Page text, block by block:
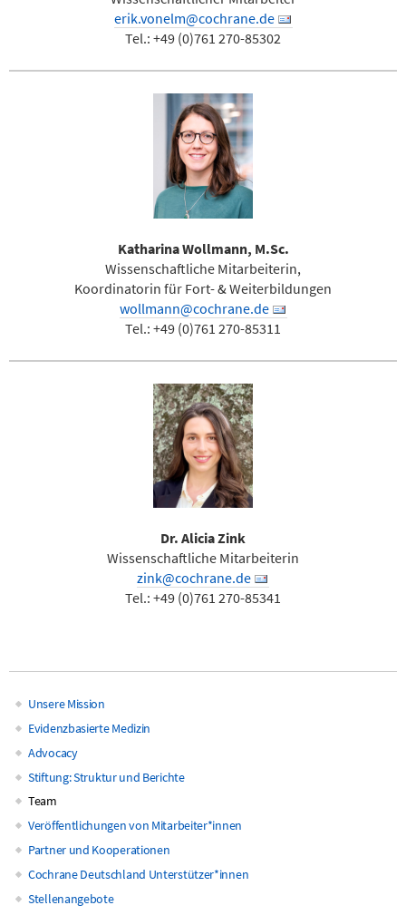
erik.vonelm@cochrane.de
Tel.: +49 (0)761 270-85302
Katharina Wollmann, M.Sc.
Wissenschaftliche Mitarbeiterin,
Koordinatorin für Fort- & Weiterbildungen
wollmann@cochrane.de
Tel.: +49 (0)761 270-85311
Dr. Alicia Zink
Wissenschaftliche Mitarbeiterin
zink@cochrane.de
Tel.: +49 (0)761 270-85341
Main
navigation
Unsere Mission
Evidenzbasierte Medizin
Advocacy
Stiftung: Struktur und Berichte
Team
Veröffentlichungen von Mitarbeiter*innen
Partner und Kooperationen
Cochrane Deutschland Unterstützer*innen
Stellenangebote